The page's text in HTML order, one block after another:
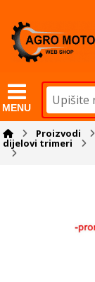
MENU
Proizvodi
dijelovi trimeri